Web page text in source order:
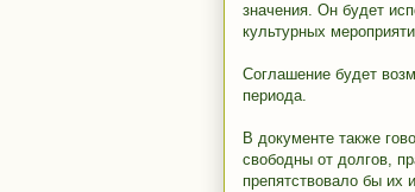
значения. Он будет
культурных
Соглашение будет
периода.
В документе также
свободны от долгов,
препятствовало бы их